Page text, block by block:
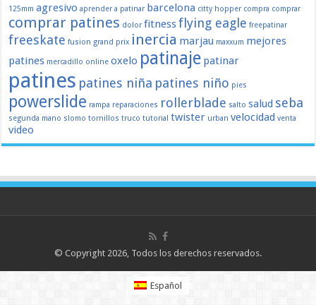
125mm agresivo aprender a patinar barcelona citty hopper compra comprar
comprar patines dolor fitnessflying eagle freepatinar
freeskate fusion grand prix inercia marjau maxxum mejores
patines mercadillo online oxelo patinaje patinar
patines patines niña patines niño pies
powerslide rampa reparaciones rollerblade salto salud seba
segunda mano slomo tornillos truco tutorial twister urban velocidad venta
video
© Copyright 2026, Todos los derechos reservados.
Español